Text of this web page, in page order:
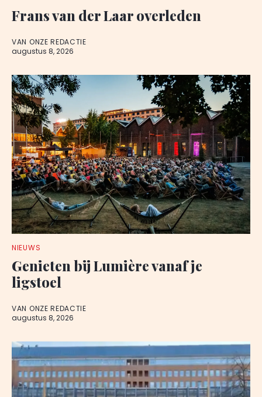
Frans van der Laar overleden
VAN ONZE REDACTIE
augustus 8, 2026
NIEUWS
Genieten bij Lumière vanaf je
ligstoel
VAN ONZE REDACTIE
augustus 8, 2026